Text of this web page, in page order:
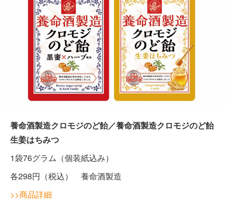
養命酒製造クロモジのど飴󠄀／養命酒製造クロモジのど飴󠄀
生姜はちみつ
1袋76グラム（個装紙込み）
各298円（税込） 養命酒製造
>>商品詳細